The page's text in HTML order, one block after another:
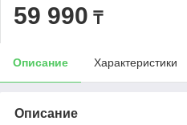
59 990 ₸
Описание Характеристики
Описание